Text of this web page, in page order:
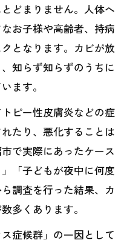
どまりません。人体へ
お子様や高齢者、持病
となります。カビが放
知らず知らずのうちに
ます。
ピー性皮膚炎などの症
たり、悪化することは
で実際にあったケース
「子どもが夜中に何度
調査を行った結果、カ
多くあります。
症候群」の一因として